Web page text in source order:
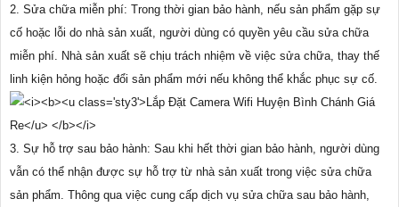
2. Sửa chữa miễn phí: Trong thời gian bảo hành, nếu sản phẩm gặp sự
cố hoặc lỗi do nhà sản xuất, người dùng có quyền yêu cầu sửa chữa
miễn phí. Nhà sản xuất sẽ chịu trách nhiệm về việc sửa chữa, thay thế
linh kiện hỏng hoặc đổi sản phẩm mới nếu không thể khắc phục sự cố.
3. Sự hỗ trợ sau bảo hành: Sau khi hết thời gian bảo hành, người dùng
vẫn có thể nhận được sự hỗ trợ từ nhà sản xuất trong việc sửa chữa
sản phẩm. Thông qua việc cung cấp dịch vụ sửa chữa sau bảo hành,